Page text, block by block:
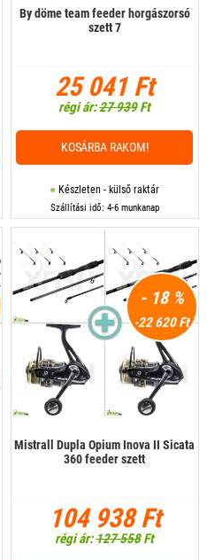
By döme team feeder horgászorsó
szett 7
25 041 Ft
régi ár:27 939Ft
Készleten - külső raktár
Szállítási idő: 4-6 munkanap
KOSÁRBA RAKOM!
- 18 %
-22 620 Ft
Mistrall Dupla Opium Inova II Sicata
360 feeder szett
104 938 Ft
régi ár:127 558Ft